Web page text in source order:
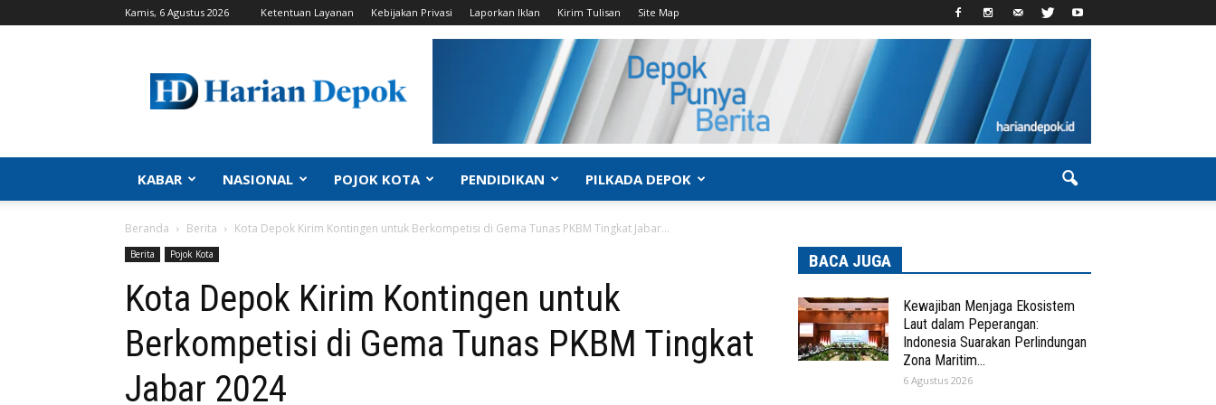
Kamis, 6 Agustus 2026 Ketentuan Layanan Kebijakan Privasi Laporkan Iklan Kirim Tulisan Site Map
Depok
|
Kabar
Depok,
Info
Depok,
Portal
Depok
KABAR NASIONAL POJOK KOTA PENDIDIKAN PILKADA DEPOK
Beranda Berita Kota Depok Kirim Kontingen untuk Berkompetisi di Gema Tunas PKBM Tingkat Jabar...
Berita Pojok Kota
Kota Depok Kirim Kontingen untuk
Berkompetisi di Gema Tunas PKBM Tingkat
Jabar 2024
BACA JUGA
Kewajiban Menjaga Ekosistem
Laut dalam Peperangan:
Indonesia Suarakan Perlindungan
Zona Maritim...
6 Agustus 2026